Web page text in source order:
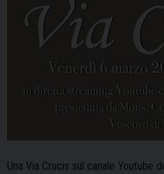
Una Via Crucis sul canale Youtube